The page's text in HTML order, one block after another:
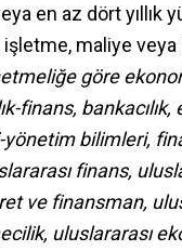
en az dört yıllık
maliye veya
göre
finans,
bilimleri,
finans,
ve finansman,
uluslararası